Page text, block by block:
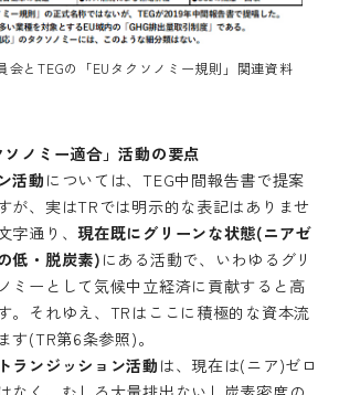
会とTEGの「EUタクソノミー規則」関連資料
ノミー適合」活動の要点
活動については、TEG中間報告書で提案
が、実はTRでは明示的な表記はありませ
字通り、現在既にグリーンな状態(ニアゼ
低・脱炭素)にある活動で、いわゆるグリ
ミーとして気候中立経済に貢献すると高
。それゆえ、TRはここに積極的な資本流
す(TR第6条参照)。
トランジッション活動は、現在は(ニア)ゼロ